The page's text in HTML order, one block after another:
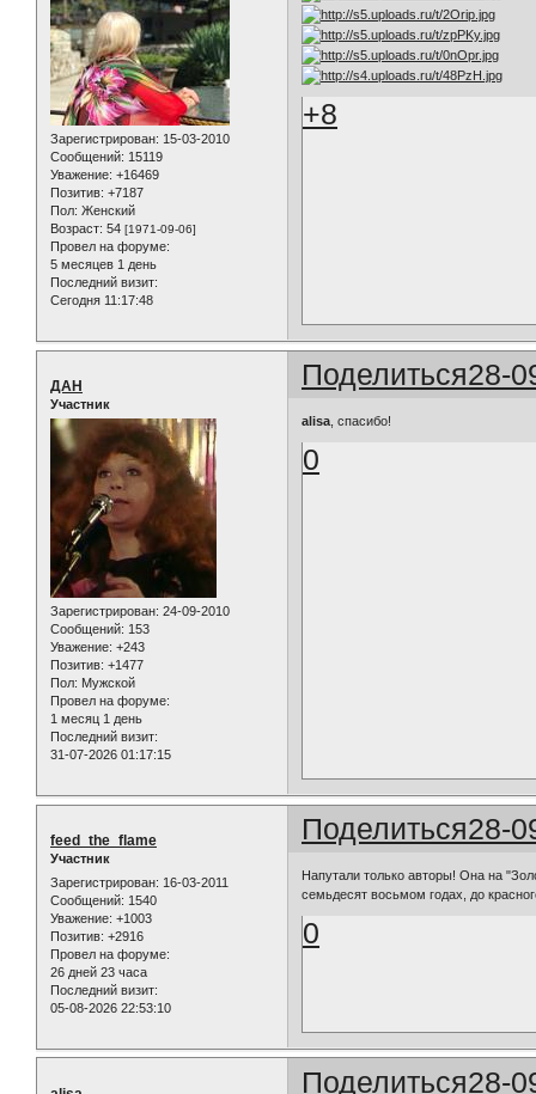
Зарегистрирован: 15-03-2010
Сообщений: 15119
Уважение: +16469
Позитив: +7187
Пол: Женский
Возраст: 54 [1971-09-06]
Провел на форуме:
5 месяцев 1 день
Последний визит:
Сегодня 11:17:48
+8
Поделиться28-
ДАН
Участник
Зарегистрирован: 24-09-2010
Сообщений: 153
Уважение: +243
Позитив: +1477
Пол: Мужской
Провел на форуме:
1 месяц 1 день
Последний визит:
31-07-2026 01:17:15
alisa , спасибо!
0
Поделиться28-
feed_the_flame
Участник
Зарегистрирован: 16-03-2011
Сообщений: 1540
Уважение: +1003
Позитив: +2916
Провел на форуме:
26 дней 23 часа
Последний визит:
05-08-2026 22:53:10
Напутали только авторы! Она на
семьдесят восьмом годах, до
0
Поделиться28-